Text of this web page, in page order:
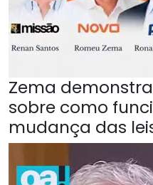
Zema
sobre como
mudança das